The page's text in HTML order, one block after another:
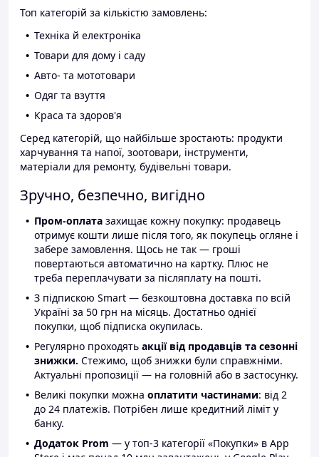
Топ категорій за кількістю замовлень:
Техніка й електроніка
Товари для дому і саду
Авто- та мототовари
Одяг та взуття
Краса та здоров'я
Серед категорій, що найбільше зростають: продукти
харчування та напої, зоотовари, інструменти,
матеріали для ремонту, будівельні товари.
Зручно, безпечно, вигідно
Пром-оплата захищає кожну покупку: продавець
отримує кошти лише після того, як покупець огляне і
забере замовлення. Щось не так — гроші
повертаються автоматично на картку. Плюс не
треба переплачувати за післяплату на пошті.
З підпискою Smart — безкоштовна доставка по всій
Україні за 50 грн на місяць. Достатньо однієї
покупки, щоб підписка окупилась.
Регулярно проходять акції від продавців та сезонні
знижки. Стежимо, щоб знижки були справжніми.
Актуальні пропозиції — на головній або в застосунку.
Великі покупки можна оплатити частинами: від 2
до 24 платежів. Потрібен лише кредитний ліміт у
банку.
Додаток Prom — у топ-3 категорії «Покупки» в App